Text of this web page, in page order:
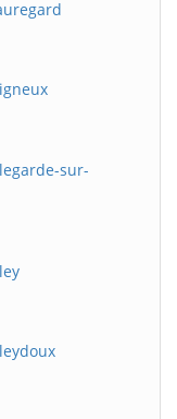
sur-